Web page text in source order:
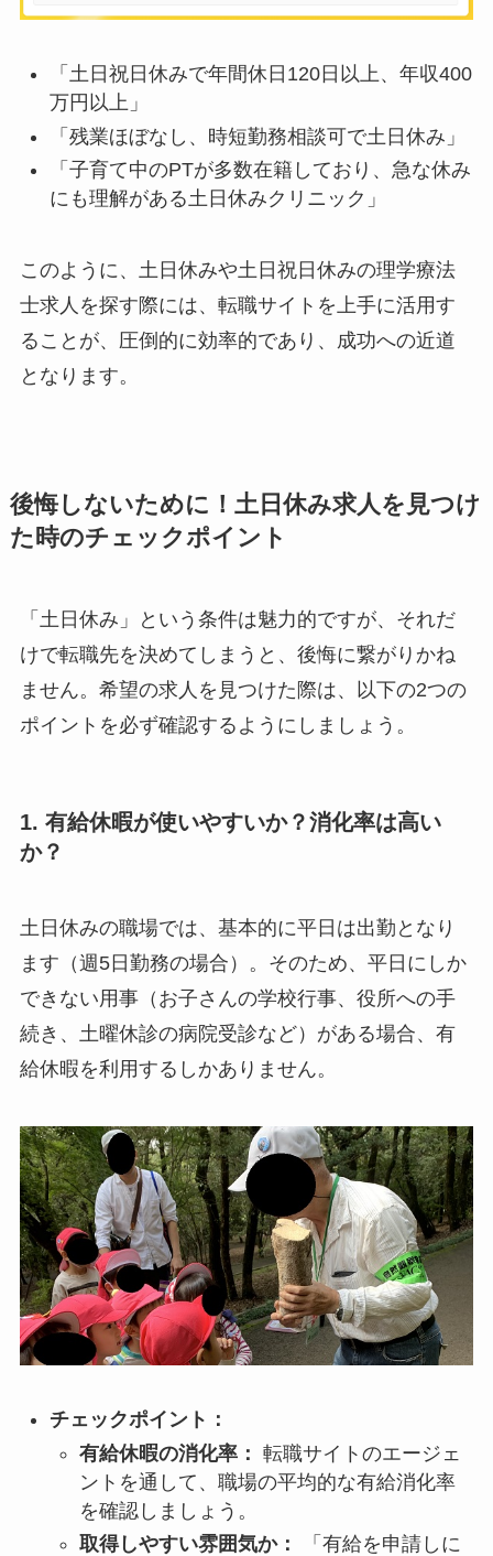
「土日祝日休みで年間休日120日以上、年収400
万円以上」
「残業ほぼなし、時短勤務相談可で土日休み」
「子育て中のPTが多数在籍しており、急な休み
にも理解がある土日休みクリニック」
このように、土日休みや土日祝日休みの理学療法
士求人を探す際には、転職サイトを上手に活用す
ることが、圧倒的に効率的であり、成功への近道
となります。
後悔しないために！土日休み求人を見つけ
た時のチェックポイント
「土日休み」という条件は魅力的ですが、それだ
けで転職先を決めてしまうと、後悔に繋がりかね
ません。希望の求人を見つけた際は、以下の2つの
ポイントを必ず確認するようにしましょう。
1. 有給休暇が使いやすいか？消化率は高い
か？
土日休みの職場では、基本的に平日は出勤となり
ます（週5日勤務の場合）。そのため、平日にしか
できない用事（お子さんの学校行事、役所への手
続き、土曜休診の病院受診など）がある場合、有
給休暇を利用するしかありません。
チェックポイント：
有給休暇の消化率： 転職サイトのエージェ
ントを通して、職場の平均的な有給消化率
を確認しましょう。
取得しやすい雰囲気か：
「有給を申請しに